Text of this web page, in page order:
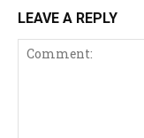
LEAVE A REPLY